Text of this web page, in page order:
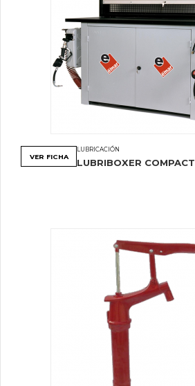
LUBRICACIÓN
LUBRIBOXER COMPACT
VER FICHA